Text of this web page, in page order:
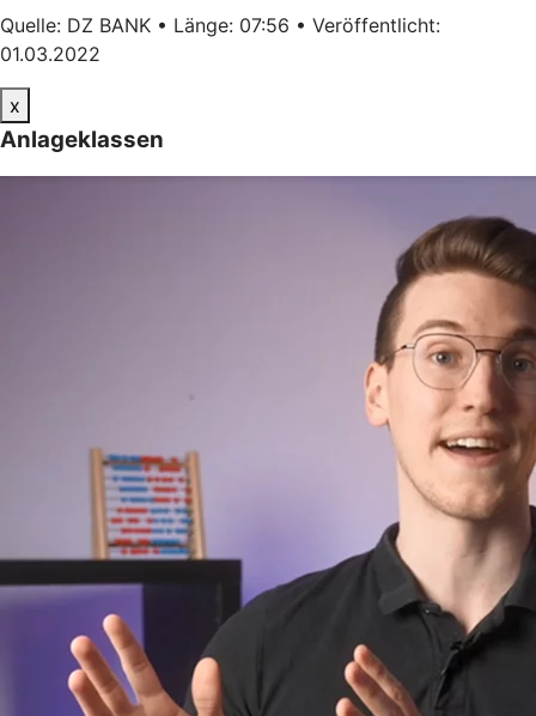
Quelle: DZ BANK • Länge: 07:56 • Veröffentlicht:
01.03.2022
x
Anlageklassen